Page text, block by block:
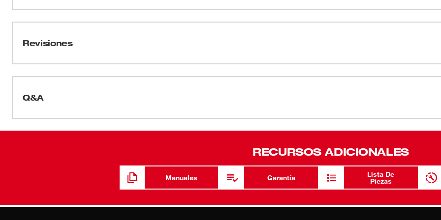
está diseñado para un mejor ajuste en su cabeza y, además, permite un ajuste universal en la
mayoría de las gorras tradicionales.
Revisiones
Q&A
RECURSOS ADICIONALES
Manuales Garantía
Lista De
Piezas